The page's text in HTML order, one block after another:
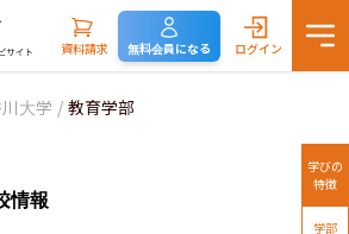
資料請求 無料会員になる ログイン
大学 / 教育学部
情報
学びの
特徴
学部